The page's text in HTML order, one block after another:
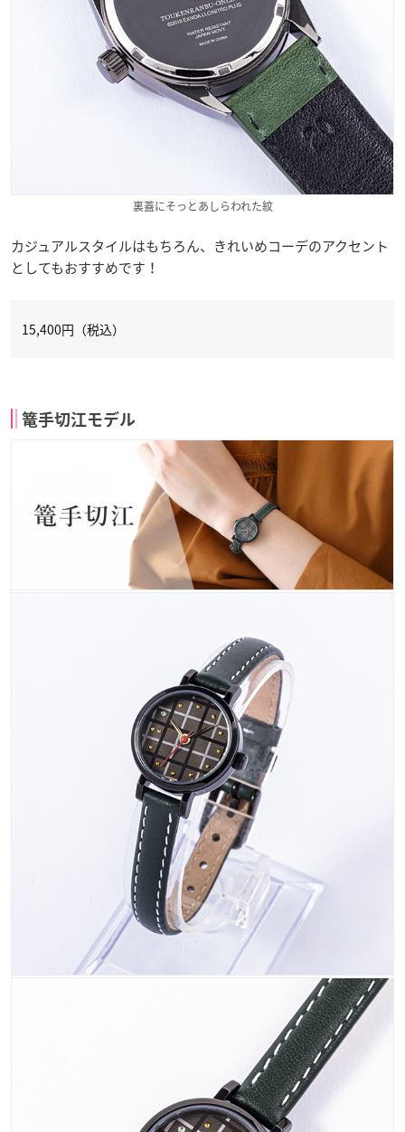
裏蓋にそっとあしらわれた紋
カジュアルスタイルはもちろん、きれいめコーデのアクセント
としてもおすすめです！
15,400円（税込）
篭手切江モデル